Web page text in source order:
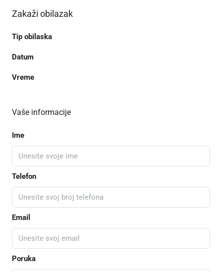
Zakaži obilazak
Tip obilaska
Datum
Vreme
Vaše informacije
Ime
Telefon
Email
Poruka